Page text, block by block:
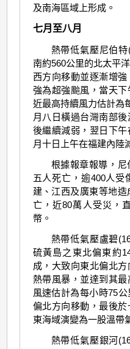
及南海區域上形成。
七月至八月
熱帶低氣壓尼伯
南約560公里的北太平
西方向移動並逐漸增
強為超強颱風，當天
近最高持續風力估計為
月八日橫過台灣南部
後繼續減弱，翌日下
月十日上午在福建內陸
根據報章報導，
五人死亡，逾400人受
建、江西及廣東等地
亡，近80萬人受災，
幣。
熱帶低氣壓盧碧
硫黃島之東北偏東約
成，大致向東北偏北
熱帶風暴，並達到其
風速估計為每小時75
偏北方向移動，最後
東海域演變為一股溫帶
熱帶低氣壓銀河